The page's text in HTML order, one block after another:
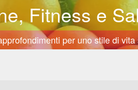
Fitness e
per uno stile di